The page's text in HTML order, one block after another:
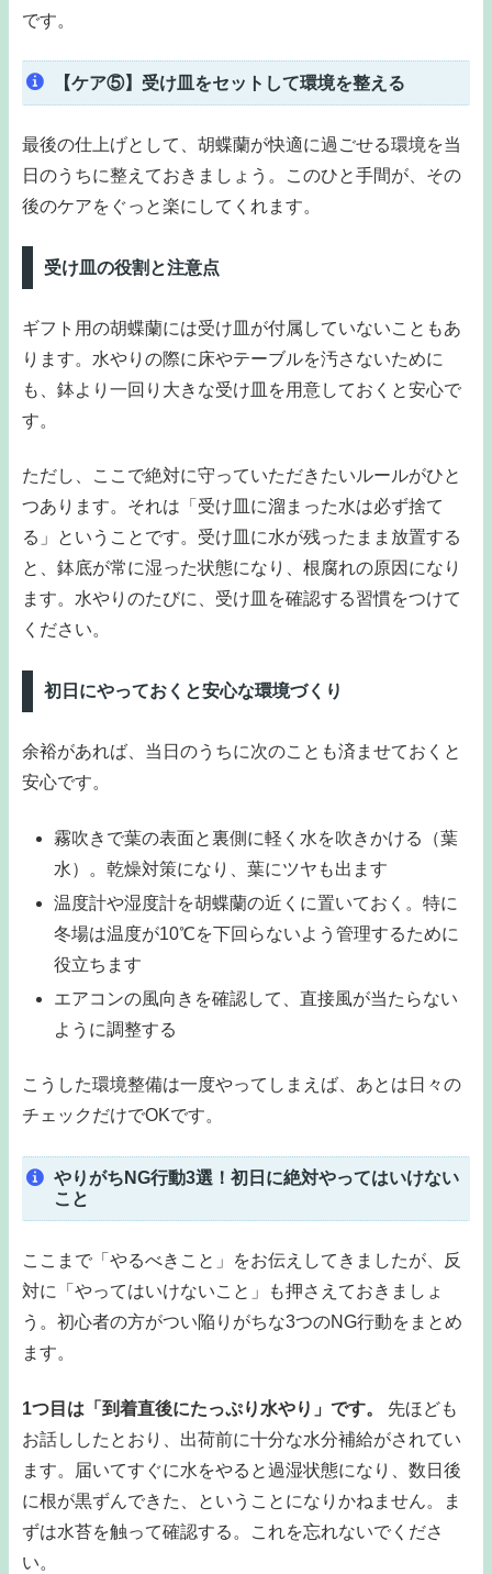
です。
【ケア⑤】受け皿をセットして環境を整える
最後の仕上げとして、胡蝶蘭が快適に過ごせる環境を当
日のうちに整えておきましょう。このひと手間が、その
後のケアをぐっと楽にしてくれます。
受け皿の役割と注意点
ギフト用の胡蝶蘭には受け皿が付属していないこともあ
ります。水やりの際に床やテーブルを汚さないために
も、鉢より一回り大きな受け皿を用意しておくと安心で
す。
ただし、ここで絶対に守っていただきたいルールがひと
つあります。それは「受け皿に溜まった水は必ず捨て
る」ということです。受け皿に水が残ったまま放置する
と、鉢底が常に湿った状態になり、根腐れの原因になり
ます。水やりのたびに、受け皿を確認する習慣をつけて
ください。
初日にやっておくと安心な環境づくり
余裕があれば、当日のうちに次のことも済ませておくと
安心です。
霧吹きで葉の表面と裏側に軽く水を吹きかける（葉
水）。乾燥対策になり、葉にツヤも出ます
温度計や湿度計を胡蝶蘭の近くに置いておく。特に
冬場は温度が10℃を下回らないよう管理するために
役立ちます
エアコンの風向きを確認して、直接風が当たらない
ように調整する
こうした環境整備は一度やってしまえば、あとは日々の
チェックだけでOKです。
やりがちNG行動3選！初日に絶対やってはいけない
こと
ここまで「やるべきこと」をお伝えしてきましたが、反
対に「やってはいけないこと」も押さえておきましょ
う。初心者の方がつい陥りがちな3つのNG行動をまとめ
ます。
1つ目は「到着直後にたっぷり水やり」です。
先ほども
お話ししたとおり、出荷前に十分な水分補給がされてい
ます。届いてすぐに水をやると過湿状態になり、数日後
に根が黒ずんできた、ということになりかねません。ま
ずは水苔を触って確認する。これを忘れないでくださ
い。